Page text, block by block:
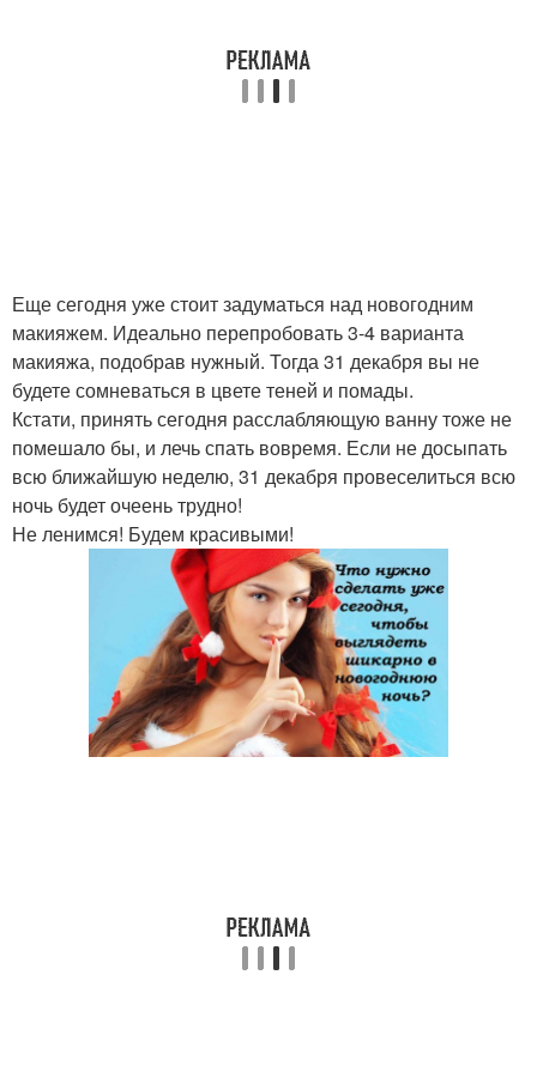
Еще сегодня уже стоит задуматься над новогодним
макияжем. Идеально перепробовать 3-4 варианта
макияжа, подобрав нужный. Тогда 31 декабря вы не
будете сомневаться в цвете теней и помады.
Кстати, принять сегодня расслабляющую ванну тоже не
помешало бы, и лечь спать вовремя. Если не досыпать
всю ближайшую неделю, 31 декабря провеселиться всю
ночь будет очеень трудно!
Не ленимся! Будем красивыми!